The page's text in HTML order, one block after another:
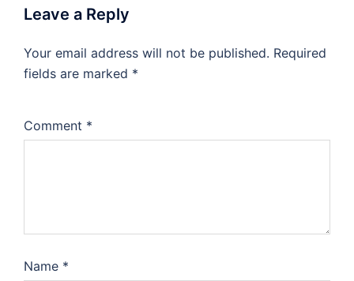
Leave a Reply
Your email address will not be published. Required
fields are marked *
Comment *
Name *